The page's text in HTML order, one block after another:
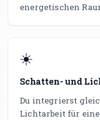
energetischen
☀️
Schatten- und
Du integrierst
Lichtarbeit für